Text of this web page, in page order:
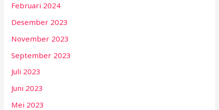
Februari 2024
Desember 2023
November 2023
September 2023
Juli 2023
Juni 2023
Mei 2023